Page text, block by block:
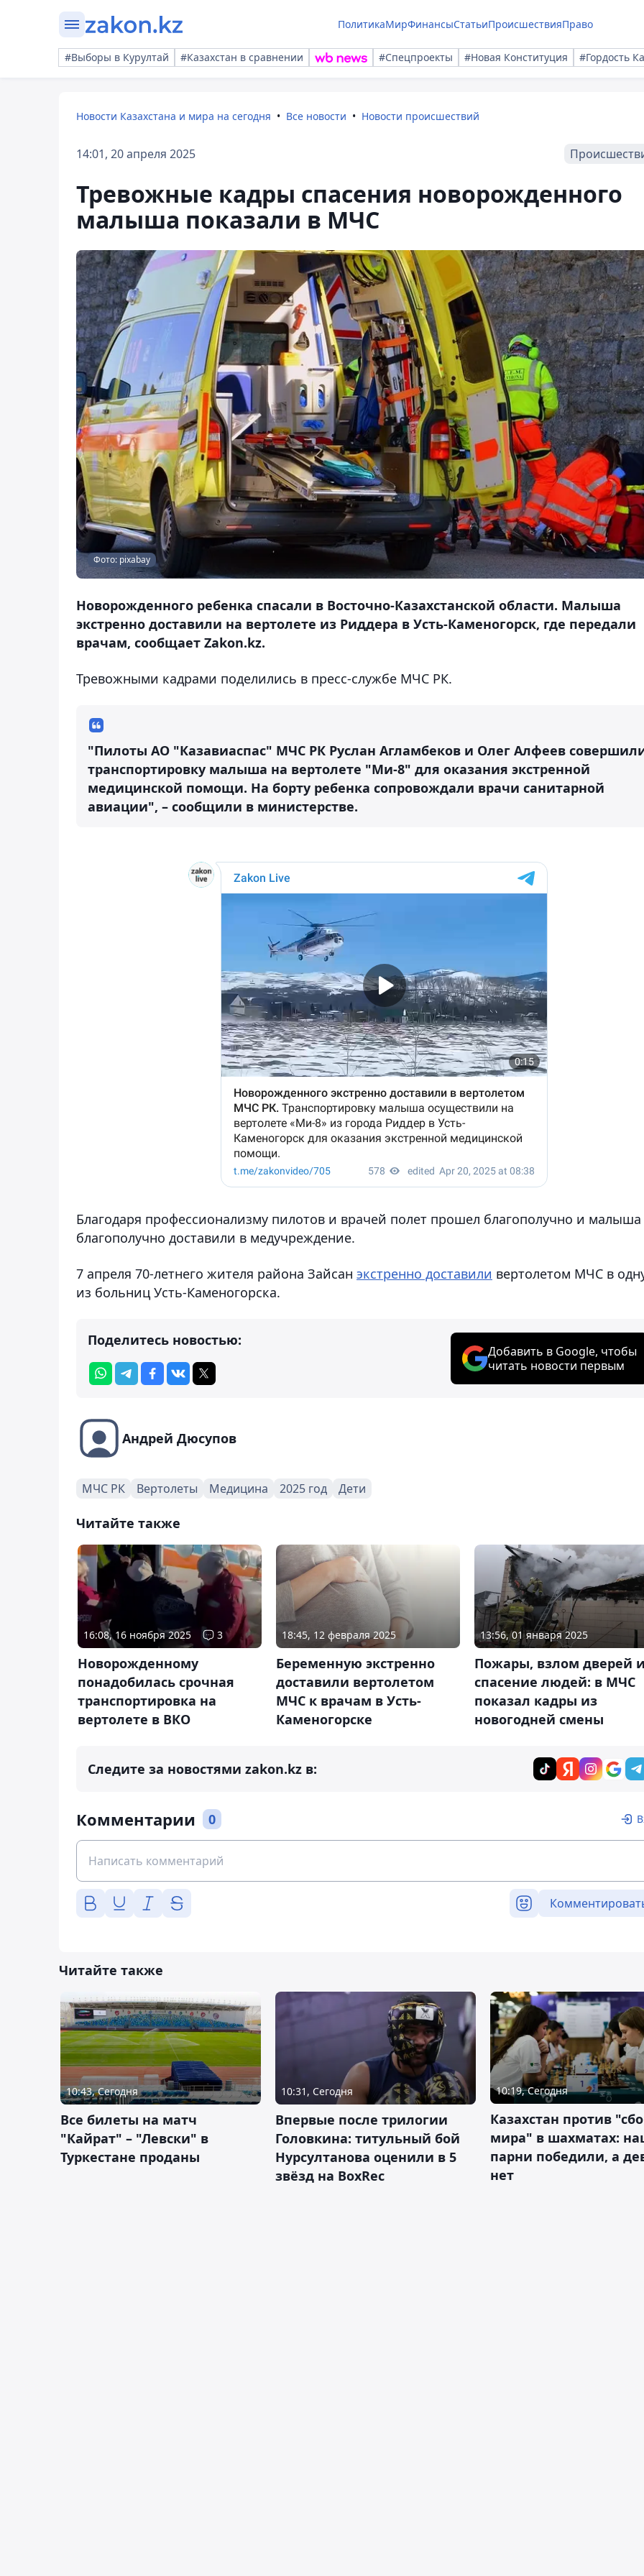
ПолитикаМирФинансыСтатьиПроисшествияПраво
#Выборы в Курултай #Казахстан в сравнении #Спецпроекты #Новая Конституция #Гордость
Новости Казахстана и мира на сегодня Все новости Новости происшествий
14:01, 20 апреля 2025
Тревожные кадры спасения новорожденного
малыша показали в МЧС
Фото: pixabay
Новорожденного ребенка спасали в Восточно-Казахстанской области. Малыша
экстренно доставили на вертолете из Риддера в Усть-Каменогорск, где передали
врачам, сообщает Zakon.kz.
Тревожными кадрами поделились в пресс-службе МЧС РК.
"Пилоты АО "Казавиаспас" МЧС РК Руслан Агламбеков и Олег Алфеев
транспортировку малыша на вертолете "Ми-8" для оказания экстренной
медицинской помощи. На борту ребенка сопровождали врачи санитарной
авиации", – сообщили в министерстве.
Благодаря профессионализму пилотов и врачей полет прошел благополучно и малыша
благополучно доставили в медучреждение.
7 апреля 70-летнего жителя района Зайсан экстренно доставили вертолетом МЧС в
из больниц Усть-Каменогорска.
Поделитесь новостью:
Добавить в Google, чтобы
читать новости первым
Андрей Дюсупов
МЧС РК Вертолеты Медицина 2025 год Дети
Читайте также
16:08, 16 ноября 2025 3
Новорожденному
понадобилась срочная
транспортировка на
вертолете в ВКО
18:45, 12 февраля 2025
Беременную экстренно
доставили вертолетом
МЧС к врачам в Усть-
Каменогорске
13:56, 01 января 2025
Пожары, взлом дверей
спасение людей: в МЧС
показал кадры из
новогодней смены
Следите за новостями zakon.kz в:
Комментарии 0
Читайте также
10:43, Сегодня
Все билеты на матч
"Кайрат" – "Левски" в
Туркестане проданы
10:31, Сегодня
Впервые после трилогии
Головкина: титульный бой
Нурсултанова оценили в 5
звёзд на BoxRec
10:19, Сегодня
Казахстан против
мира" в шахматах:
парни победили, а
нет